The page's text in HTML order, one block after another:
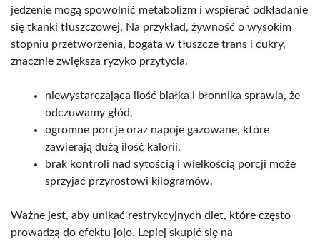
jedzenie mogą spowolnić metabolizm i wspierać odkładanie
się tkanki tłuszczowej. Na przykład, żywność o wysokim
stopniu przetworzenia, bogata w tłuszcze trans i cukry,
znacznie zwiększa ryzyko przytycia.
niewystarczająca ilość białka i błonnika sprawia, że
odczuwamy głód,
ogromne porcje oraz napoje gazowane, które
zawierają dużą ilość kalorii,
brak kontroli nad sytością i wielkością porcji może
sprzyjać przyrostowi kilogramów.
Ważne jest, aby unikać restrykcyjnych diet, które często
prowadzą do efektu jojo. Lepiej skupić się na